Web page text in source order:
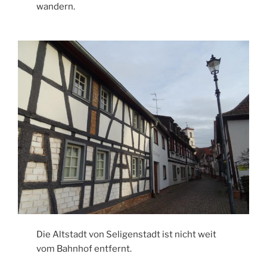
wandern.
Die Altstadt von Seligenstadt ist nicht weit
vom Bahnhof entfernt.